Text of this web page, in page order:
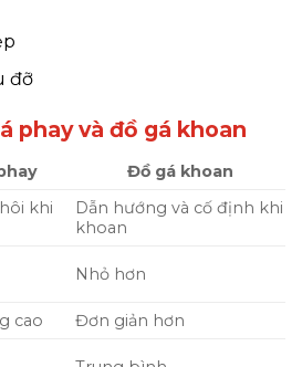
đỡ
phay và đồ gá khoan
Đồ gá khoan
khi
Dẫn hướng và cố định khi
khoan
Nhỏ hơn
cao
Đơn giản hơn